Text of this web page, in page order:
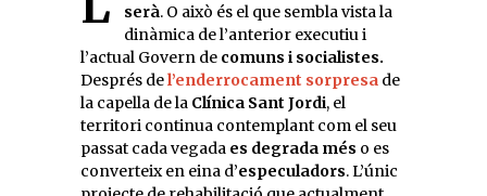
serà. O això és el que sembla vista la
dinàmica de l’anterior executiu i
l’actual Govern de comuns i socialistes.
Després del’enderrocament sorpresa de
la capella de la Clínica Sant Jordi, el
territori continua contemplant com el seu
passat cada vegada es degrada més o es
converteix en eina d’especuladors. L’únic